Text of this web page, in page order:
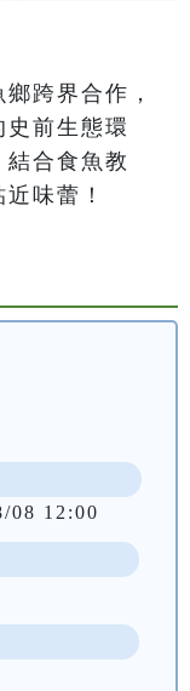
跨界合作，
前生態環
合食魚教
味蕾！
08 12:00